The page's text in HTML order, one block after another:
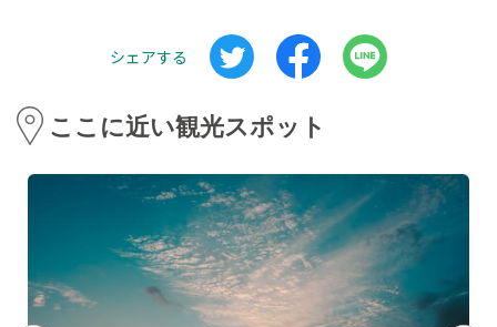
シェアする
ここに近い観光スポット